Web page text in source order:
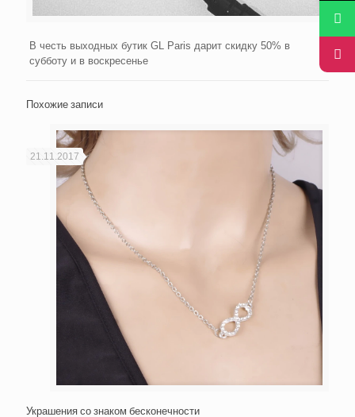
В честь выходных бутик GL Paris дарит скидку 50% в
субботу и в воскресенье
Похожие записи
21.11.2017
Украшения со знаком бесконечности